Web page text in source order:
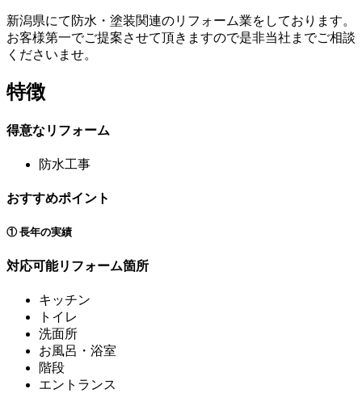
新潟県にて防水・塗装関連のリフォーム業をしております。
お客様第一でご提案させて頂きますので是非当社までご相談
くださいませ。
特徴
得意なリフォーム
防水工事
おすすめポイント
① 長年の実績
対応可能リフォーム箇所
キッチン
トイレ
洗面所
お風呂・浴室
階段
エントランス